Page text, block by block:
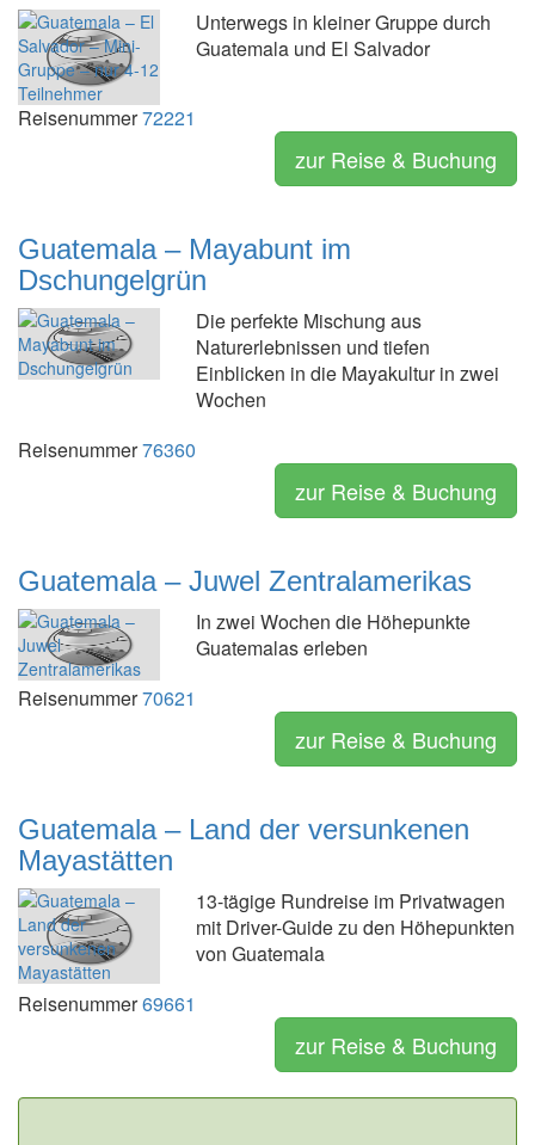
Unterwegs in kleiner Gruppe durch
Guatemala und El Salvador
Reisenummer72221
zur Reise & Buchung
Guatemala – Mayabunt im
Dschungelgrün
Die perfekte Mischung aus
Naturerlebnissen und tiefen
Einblicken in die Mayakultur in zwei
Wochen
Reisenummer76360
zur Reise & Buchung
Guatemala – Juwel Zentralamerikas
In zwei Wochen die Höhepunkte
Guatemalas erleben
Reisenummer70621
zur Reise & Buchung
Guatemala – Land der versunkenen
Mayastätten
13-tägige Rundreise im Privatwagen
mit Driver-Guide zu den Höhepunkten
von Guatemala
Reisenummer69661
zur Reise & Buchung